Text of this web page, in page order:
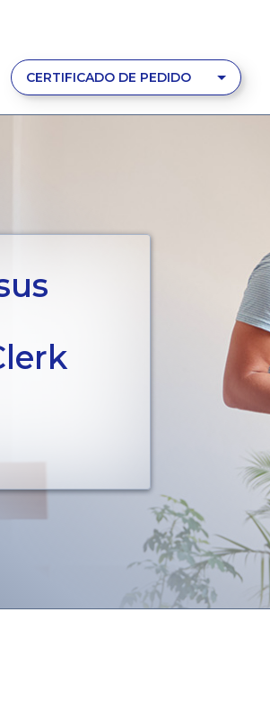
CERTIFICADO DE PEDIDO